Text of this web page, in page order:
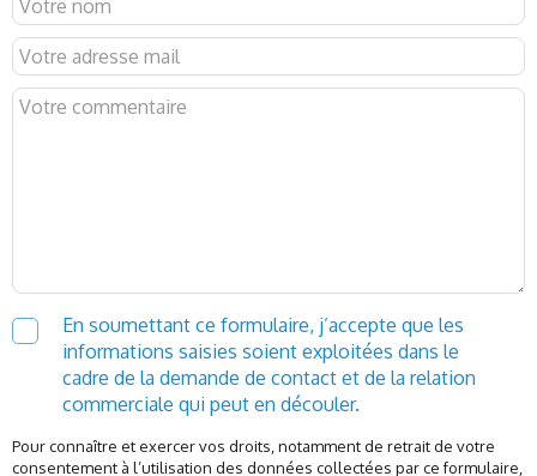
En soumettant ce formulaire, j’accepte que les
informations saisies soient exploitées dans le
cadre de la demande de contact et de la relation
commerciale qui peut en découler.
Pour connaître et exercer vos droits, notamment de retrait de votre
consentement à l’utilisation des données collectées par ce formulaire,